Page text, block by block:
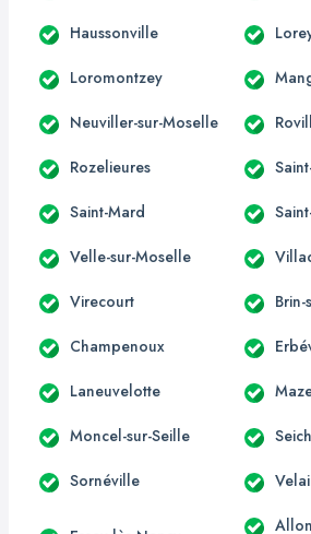
Haussonville
Loromontzey
Neuviller-sur-Moselle
Rozelieures
Saint-Mard
Velle-sur-Moselle
Virecourt
Champenoux
Laneuvelotte
Moncel-sur-Seille
Sornéville